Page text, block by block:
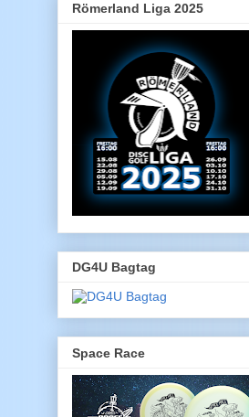
Römerland Liga 2025
DG4U Bagtag
Space Race